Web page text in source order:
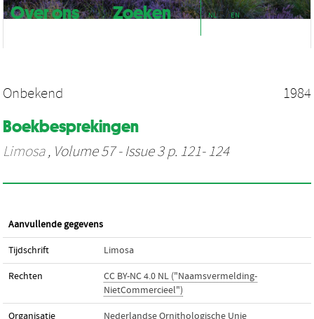
Over ons
Zoeken NL EN
Onbekend 1984
Boekbesprekingen
Limosa, Volume 57 - Issue 3 p. 121- 124
Aanvullende gegevens
Tijdschrift Limosa
Rechten
CC BY-NC 4.0 NL ("Naamsvermelding-
NietCommercieel")
Organisatie Nederlandse Ornithologische Unie